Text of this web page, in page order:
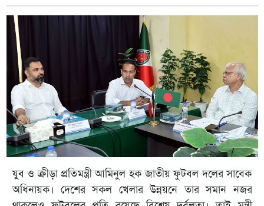
যুব ও ক্রীড়া প্রতিমন্ত্রী আমিনুল হক জাতীয় ফুটবল দলের সাবেক
অধিনায়ক। দেশের সকল খেলার উন্নয়নে তার সমান নজর